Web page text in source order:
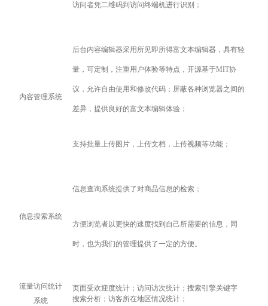
访问者凭二维码到访问终端机进行识别；
内容管理系统
后台内容编辑器采用所见即所得富文本编辑器，具有轻
量，可定制，注重用户体验等特点，开源基于MIT协
议，允许自由使用和修改代码；屏蔽各种浏览器之间的
差异，提供良好的富文本编辑体验；
支持批量上传图片，上传文档，上传视频等功能；
信息搜索系统
信息查询系统提供了对商品信息的检索；
方便浏览者以更快的速度找到自己所需要的信息，同
时，也为我们的管理提供了一定的方便。
流量访问统计
系统
页面受欢迎度统计；访问访次统计；搜索引擎关键字
搜索分析；访客所在地区情况统计；